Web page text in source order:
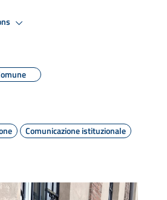
Comunicazione istituzionale